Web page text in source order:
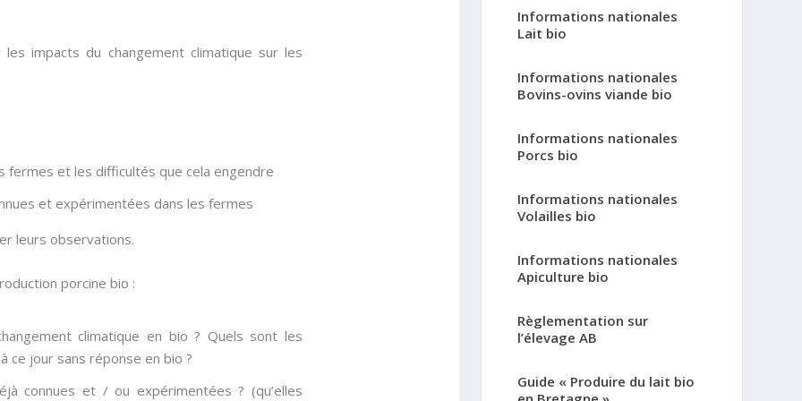
impacts du changement climatique sur les
et les difficultés que cela engendre
et expérimentées dans les fermes
leurs observations.
porcine bio :
climatique en bio ? Quels sont les
ce jour sans réponse en bio ?
connues et / ou expérimentées ? (qu’elles
Informations nationales
Lait bio
Informations nationales
Bovins-ovins viande bio
Informations nationales
Porcs bio
Informations nationales
Volailles bio
Informations nationales
Apiculture bio
Règlementation sur
l’élevage AB
Guide « Produire du lait bio